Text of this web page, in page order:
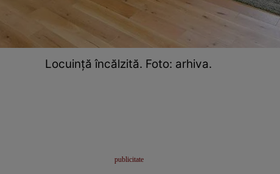
Locuință încălzită. Foto: arhiva.